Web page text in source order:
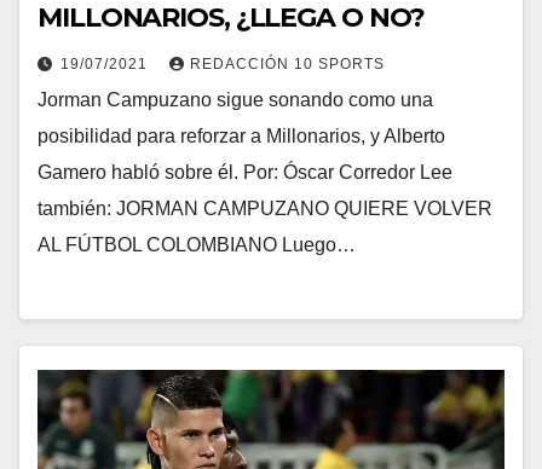
MILLONARIOS, ¿LLEGA O NO?
19/07/2021 REDACCIÓN 10 SPORTS
Jorman Campuzano sigue sonando como una
posibilidad para reforzar a Millonarios, y Alberto
Gamero habló sobre él. Por: Óscar Corredor Lee
también: JORMAN CAMPUZANO QUIERE VOLVER
AL FÚTBOL COLOMBIANO Luego…